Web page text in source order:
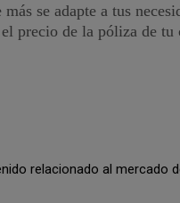
se adapte a tus
precio de la póliza de tu
relacionado al mercado